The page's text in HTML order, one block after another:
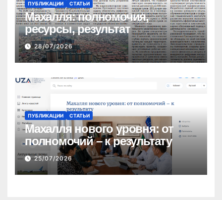
ПУБЛИКАЦИИ СТАТЬИ
Махалля:полномочия,
ресурсы, результат
28/07/2026
ПУБЛИКАЦИИ СТАТЬИ
Махалля нового уровня: от
полномочий – к результату
25/07/2026